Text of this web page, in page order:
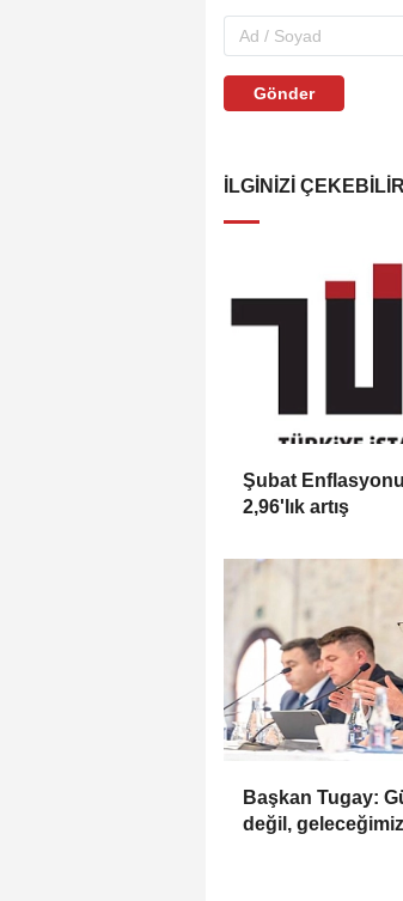
Gönder
İLGINIZI ÇEKEBILIR
Şubat
2,96'lık artış
Başkan Tugay:
değil,